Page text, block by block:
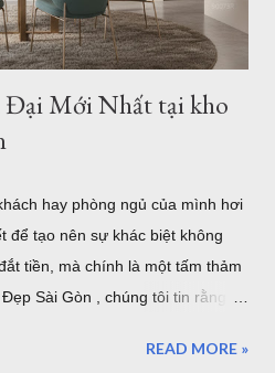
thành một tổng ...
Mới Nhất tại kho
hay phòng ngủ của mình hơi
để tạo nên sự khác biệt không
tiền, mà chính là một tấm thảm
Sài Gòn , chúng tôi tin rằng
trí cực "cháy" đang dẫn đầu xu
READ MORE »